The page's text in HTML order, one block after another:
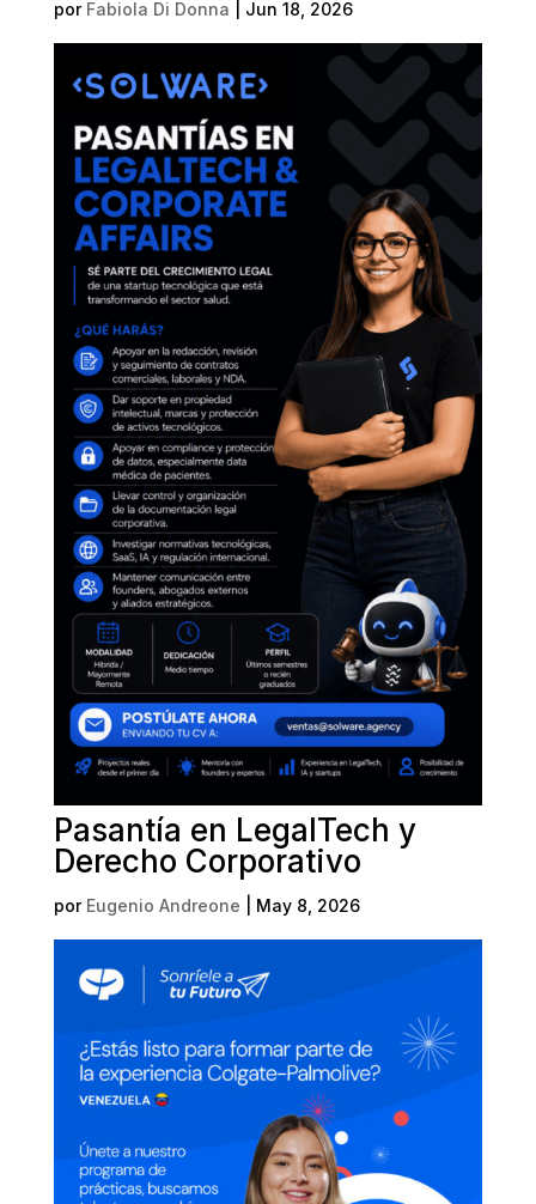
por Fabiola Di Donna Jun 18, 2026
Pasantía en LegalTech y
Derecho Corporativo
por Eugenio Andreone May 8, 2026